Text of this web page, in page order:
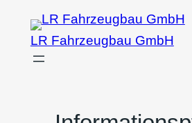
Inhalt
springen
LR Fahrzeugbau GmbH